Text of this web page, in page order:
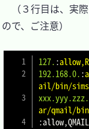
（３行目は、実
ので、ご注意）
127.:
192.168.0.:
ail/bin/
ar/qmail/
: